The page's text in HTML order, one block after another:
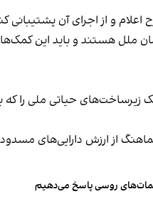
اعلام و از اجرای آن پشتیبانی
ملل هستند و باید این
حیاتی ملی را که
از ارزش دارایی‌های
روسی پاسخ می‌دهیم